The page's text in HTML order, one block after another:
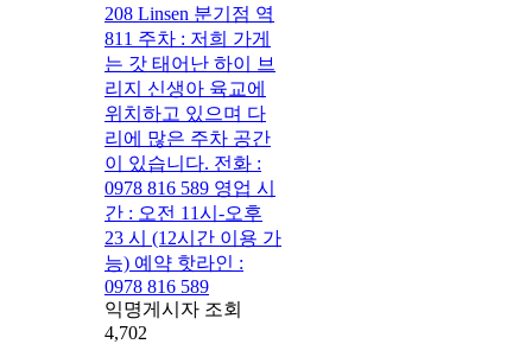
208 Linsen 분기점 역
811 주차 : 저희 가게
는 갓 태어난 하이 브
리지 신생아 육교에
위치하고 있으며 다
리에 많은 주차 공간
이 있습니다. 전화 :
0978 816 589 영업 시
간 : 오전 11시-오후
23 시 (12시간 이용 가
능) 예약 핫라인 :
0978 816 589
익명게시자 조회
4,702